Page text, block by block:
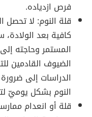
فرص ازدياده.
قلة النوم: لا تحصل
كافية بعد
المستمر وحاجته
الضيوف القادمين
الدراسات إلى
النوم بشكل يوميّ
قلة أو انعدام